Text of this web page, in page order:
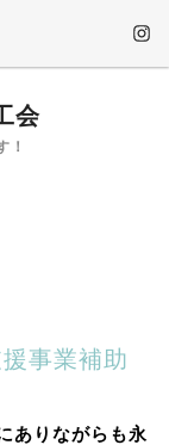
会
事業補助
ありながらも永